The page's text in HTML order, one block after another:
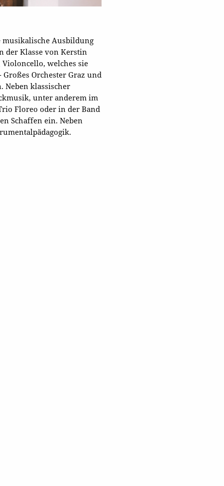
musikalische Ausbildung
der Klasse von Kerstin
welches sie
Orchester Graz und
klassischer
unter anderem im
Floreo oder in der Band
Schaffen ein. Neben